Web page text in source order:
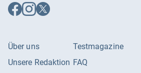
Auf
Facebook
Auf
Instagram
Auf
X
Über uns
Unsere Redaktion
Testmagazine
FAQ